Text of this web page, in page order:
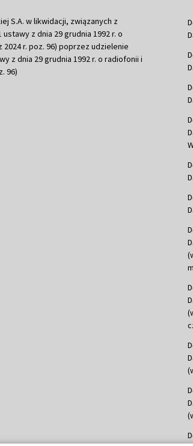
S.A. w likwidacji, związanych z
z dnia 29 grudnia 1992 r. o
2024 r. poz. 96) poprzez udzielenie
z dnia 29 grudnia 1992 r. o radiofonii i
96)